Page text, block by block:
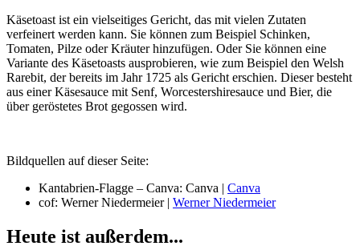
Käsetoast ist ein vielseitiges Gericht, das mit vielen Zutaten
verfeinert werden kann. Sie können zum Beispiel Schinken,
Tomaten, Pilze oder Kräuter hinzufügen. Oder Sie können eine
Variante des Käsetoasts ausprobieren, wie zum Beispiel den Welsh
Rarebit, der bereits im Jahr 1725 als Gericht erschien. Dieser besteht
aus einer Käsesauce mit Senf, Worcestershiresauce und Bier, die
über geröstetes Brot gegossen wird.
Bildquellen auf dieser Seite:
Kantabrien-Flagge – Canva: Canva | Canva
cof: Werner Niedermeier | Werner Niedermeier
Heute ist außerdem...